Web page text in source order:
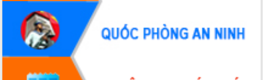
Quyết liệt tháo gỡ vướng mắc, đẩy
nhanh tiến độ các dự án trọng điểm
trong Khu kinh tế Nam Phú Yên
Hòn Yến phát triển du lịch gắn với bảo
tồn biển
Lấy ý kiến điều chỉnh Quy hoạch tỉnh